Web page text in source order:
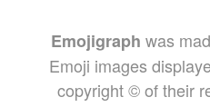
Emojigraph was
Emoji images
copyright © of their